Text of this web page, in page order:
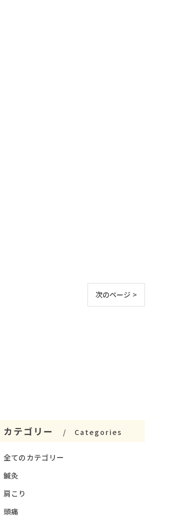
次のページ >
カテゴリー Categories
全てのカテゴリー
鍼灸
肩こり
頭痛